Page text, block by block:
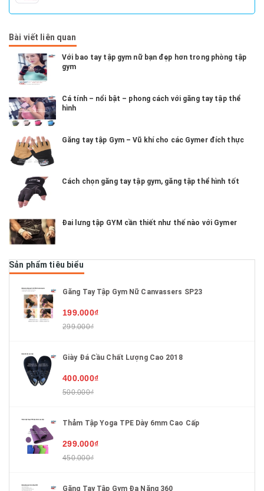
Bài viết liên quan
Với bao tay tập gym nữ bạn đẹp hơn trong phòng tập
gym
Cá tính – nổi bật – phong cách với găng tay tập thể
hình
Găng tay tập Gym – Vũ khí cho các Gymer đích thực
Cách chọn găng tay tập gym, găng tập thể hình tốt
Đai lưng tập GYM cần thiết như thế nào với Gymer
Sản phẩm tiêu biểu
Găng Tay Tập Gym Nữ Canvassers SP23
199.000₫
299.000₫
Giày Đá Cầu Chất Lượng Cao 2018
400.000₫
500.000₫
Thảm Tập Yoga TPE Dày 6mm Cao Cấp
299.000₫
450.000₫
Găng Tay Tập Gym Đa Năng 360